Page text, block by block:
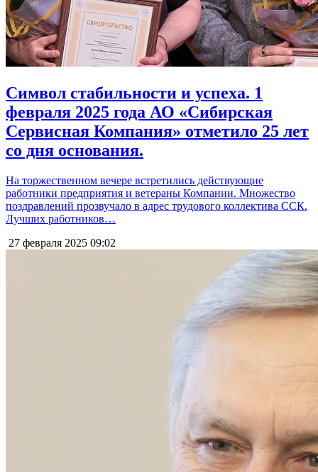
Символ стабильности и успеха. 1
февраля 2025 года АО «Сибирская
Сервисная Компания» отметило 25 лет
со дня основания.
На торжественном вечере встретились действующие
работники предприятия и ветераны Компании. Множество
поздравлений прозвучало в адрес трудового коллектива ССК.
Лучших работников…
27 февраля 2025 09:02